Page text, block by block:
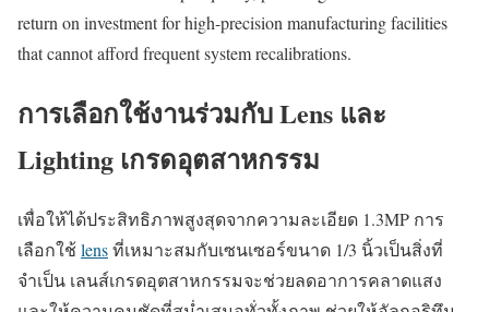
return on investment for high-precision manufacturing facilities
that cannot afford frequent system recalibrations.
การเลือกใช้งานร่วมกับ Lens และ
Lighting เกรดอุตสาหกรรม
เพื่อให้ได้ประสิทธิภาพสูงสุดจากความละเอียด 1.3MP การ
เลือกใช้lensที่เหมาะสมกับเซนเซอร์ขนาด 1/3 นิ้วเป็นสิ่งที่
จำเป็น เลนส์เกรดอุตสาหกรรมจะช่วยลดอาการคลาดแสง